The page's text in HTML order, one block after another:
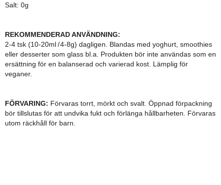
Salt: 0g
REKOMMENDERAD ANVÄNDNING:
2-4 tsk (10-20ml / 4-8g) dagligen. Blandas med yoghurt, smoothies
eller desserter som glass bl.a. Produkten bör inte användas som en
ersättning för en balanserad och varierad kost. Lämplig för
veganer.
FÖRVARING: Förvaras torrt, mörkt och svalt. Öppnad förpackning
bör tillslutas för att undvika fukt och förlänga hållbarheten. Förvaras
utom räckhåll för barn.